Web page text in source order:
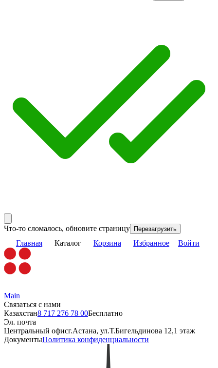
Что-то сломалось, обновите страницу Перезагрузить
Главная Каталог Корзина Избранное Войти
Main
Связаться с нами
Казахстан8 717 276 78 00Бесплатно
Эл. почта
Центральный офисг.Астана, ул.Т.Бигельдинова 12,1 этаж
ДокументыПолитика конфиденциальности